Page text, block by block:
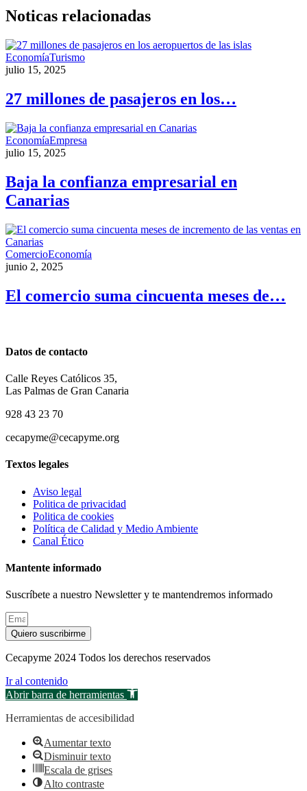
Noticas relacionadas
EconomíaTurismo
julio 15, 2025
27 millones de pasajeros en los…
EconomíaEmpresa
julio 15, 2025
Baja la confianza empresarial en
Canarias
ComercioEconomía
junio 2, 2025
El comercio suma cincuenta meses de…
Datos de contacto
Calle Reyes Católicos 35,
Las Palmas de Gran Canaria
928 43 23 70
cecapyme@cecapyme.org
Textos legales
Aviso legal
Politica de privacidad
Politica de cookies
Política de Calidad y Medio Ambiente
Canal Ético
Mantente informado
Suscríbete a nuestro Newsletter y te mantendremos informado
Quiero suscribirme
Cecapyme 2024 Todos los derechos reservados
Ir al contenido
Abrir barra de herramientas
Herramientas de accesibilidad
Aumentar texto
Disminuir texto
Escala de grises
Alto contraste